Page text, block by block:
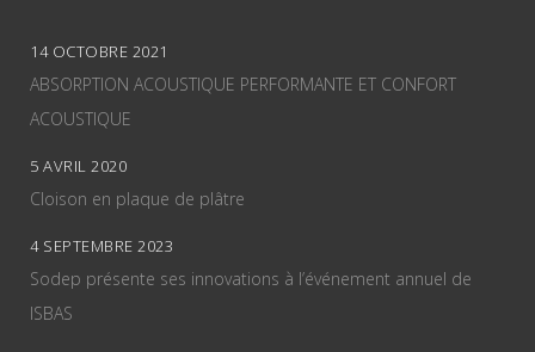
14 OCTOBRE 2021
ABSORPTION ACOUSTIQUE PERFORMANTE ET CONFORT
ACOUSTIQUE
5 AVRIL 2020
Cloison en plaque de plâtre
4 SEPTEMBRE 2023
Sodep présente ses innovations à l’événement annuel de
ISBAS